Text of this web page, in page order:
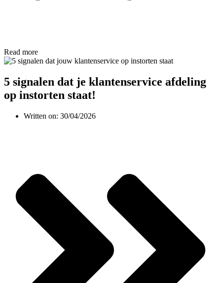
Read more
5 signalen dat je klantenservice afdeling
op instorten staat!
Written on: 30/04/2026